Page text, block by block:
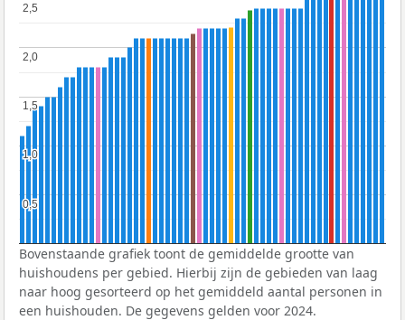
0,5
0,5
1,0
1,0
1,5
1,5
2,0
2,0
2,5
2,5
Bovenstaande grafiek toont de gemiddelde grootte van
huishoudens per gebied. Hierbij zijn de gebieden van laag
naar hoog gesorteerd op het gemiddeld aantal personen in
een huishouden. De gegevens gelden voor 2024.